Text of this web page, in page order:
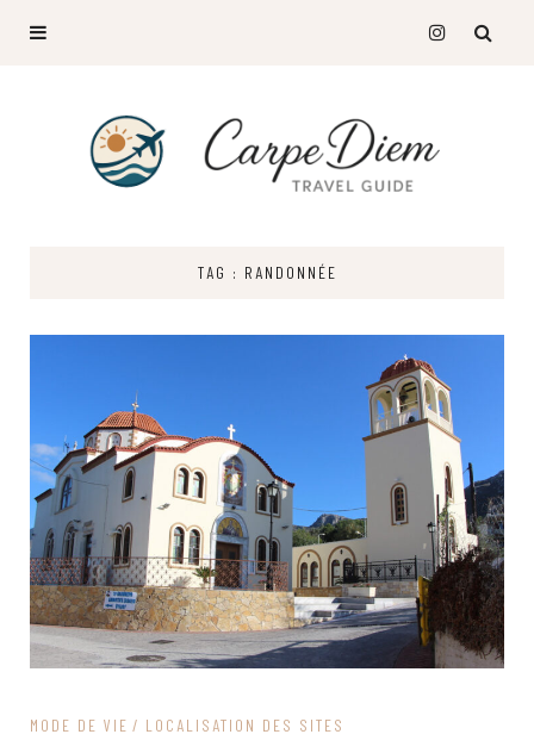
TAG : RANDONNÉE
MODE DE VIE LOCALISATION DES SITES